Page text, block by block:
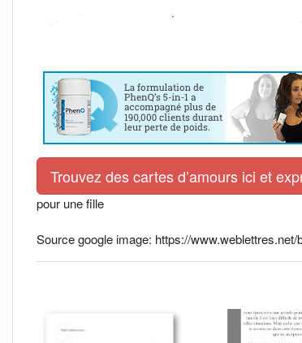
Trouvez des cartes d’amours ici et
pour une fille
Source google image: https://